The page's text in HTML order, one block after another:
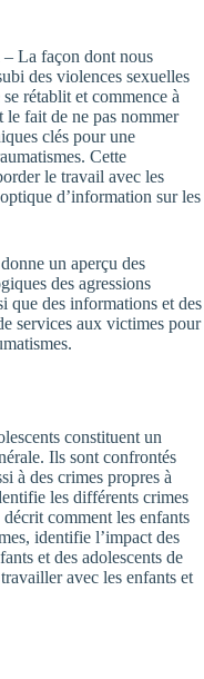
La façon dont nous
des violences sexuelles
rétablit et commence à
le fait de ne pas nommer
clés pour une
Cette
le travail avec les
d’information sur les
un aperçu des
des agressions
que des informations et des
services aux victimes pour
constituent un
Ils sont confrontés
à des crimes propres à
les différents crimes
comment les enfants
identifie l’impact des
et des adolescents de
avec les enfants et